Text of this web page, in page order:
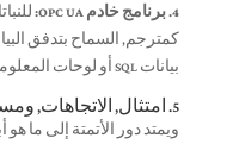
4. برنامج خادم OPC UA:
بيانات SQL أو لوحات المعلومات السحابية لإجراء تحليل أعمق.
5. امتثال, الاتجاهات, ومستقبل التصنيع الذكي
ويمتد دور الأتمتة إلى ما